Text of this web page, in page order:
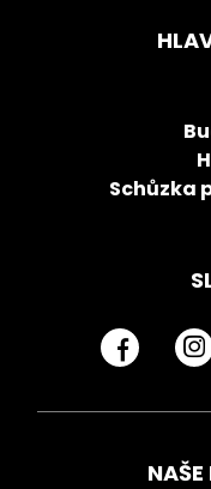
Schůzka